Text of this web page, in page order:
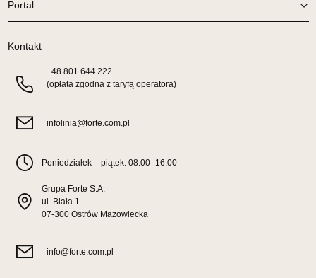
Salon meblowy
UL.DWORCOWA 4
83-340 SIERAKOWICE
Nr tel.
Godziny otwarcia
Salon meblowy
Portal
Kontakt
+48 801 644 222
(opłata zgodna z taryfą operatora)
infolinia@forte.com.pl
Poniedziałek – piątek: 08:00–16:00
Grupa Forte S.A.
ul. Biała 1
07-300 Ostrów Mazowiecka
info@forte.com.pl